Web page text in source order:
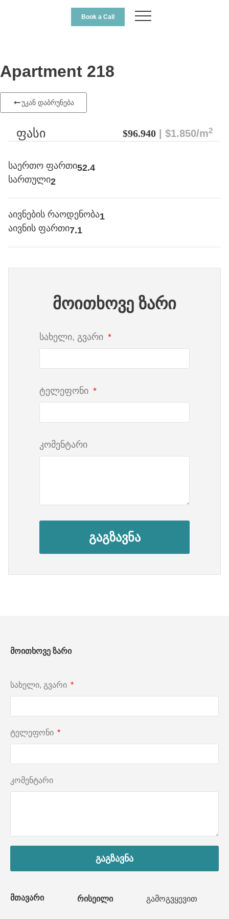
Book a Call
Apartment 218
უკან დაბრუნება
ფასი $96.940 | $1.850/m2
საერთო ფართი52.4
სართული2
აივნების რაოდენობა1
აივნის ფართი7.1
მოითხოვე ზარი
სახელი, გვარი
ტელეფონი
კომენტარი
გაგზავნა
მთავარი რისეილი გამოგვყევით
მოითხოვე ზარი
სახელი, გვარი
ტელეფონი
კომენტარი
გაგზავნა